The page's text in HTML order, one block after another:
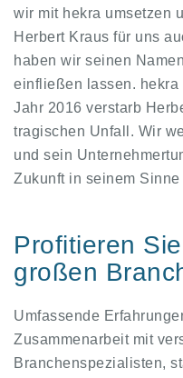
wir mit hekra umsetzen
Herbert Kraus für uns
haben wir seinen
einfließen lassen. hekra
Jahr 2016 verstarb
tragischen Unfall. Wir
und sein
Zukunft in seinem Sinne
Profitieren
großen
Umfassende
Zusammenarbeit mit
Branchenspezialisten,